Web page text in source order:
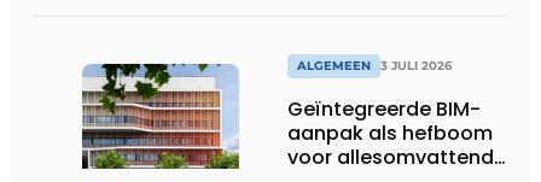
ALGEMEEN 3 JULI 2026
Geïntegreerde BIM-
aanpak als hefboom
voor allesomvattende